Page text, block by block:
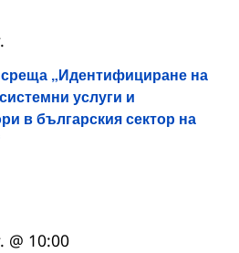
„Идентифициране на
услуги и
в българския сектор на
@ 10:00